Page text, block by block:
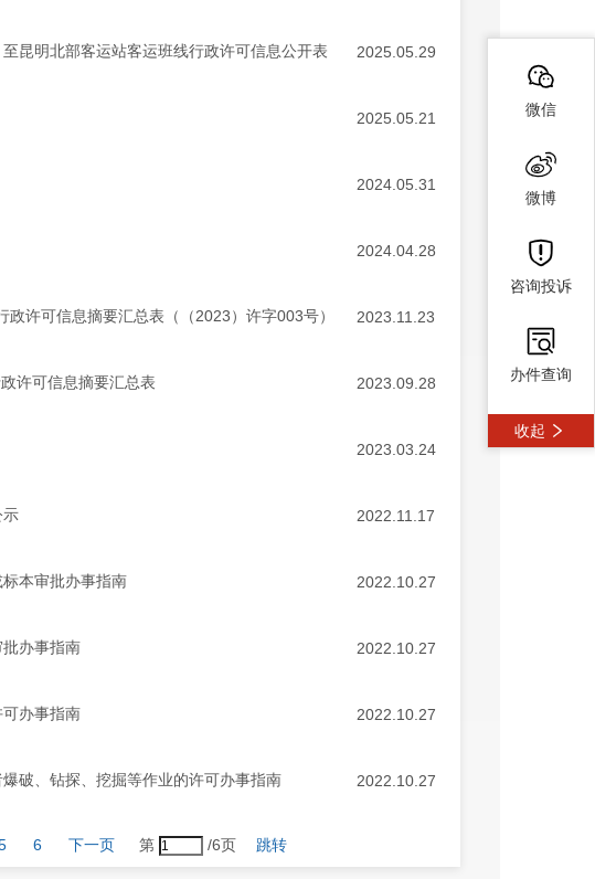
昆明北部客运站客运班线行政许可信息公开表 2025.05.29
2025.05.21
2024.05.31
2024.04.28
许可信息摘要汇总表（（2023）许字003号） 2023.11.23
许可信息摘要汇总表 2023.09.28
2023.03.24
示 2022.11.17
本审批办事指南 2022.10.27
办事指南 2022.10.27
办事指南 2022.10.27
破、钻探、挖掘等作业的许可办事指南 2022.10.27
6 下一页 第 /6页 跳转
微信
微博
咨询投诉
办件查询
收起